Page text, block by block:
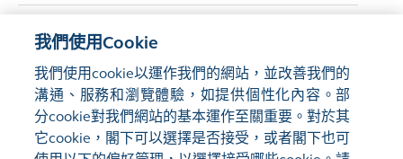
詳解惡劣天氣下維持交易諮詢文件對香港
市場發展的重要性
我們使用Cookie
我們使用cookie以運作我們的網站，並改善我們的
溝通、服務和瀏覽體驗，如提供個性化內容。部
分cookie對我們網站的基本運作至關重要。對於其
它cookie，閣下可以選擇是否接受，或者閣下也可